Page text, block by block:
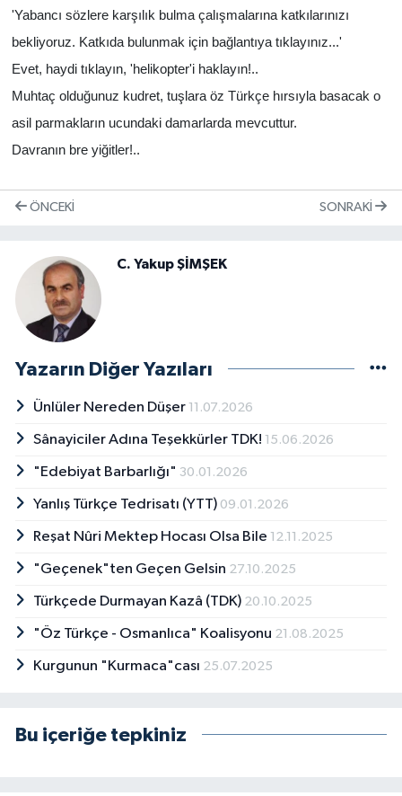
'Yabancı sözlere karşılık bulma çalışmalarına katkılarınızı
bekliyoruz. Katkıda bulunmak için bağlantıya tıklayınız...'
Evet, haydi tıklayın, 'helikopter'i haklayın!..
Muhtaç olduğunuz kudret, tuşlara öz Türkçe hırsıyla basacak o
asil parmakların ucundaki damarlarda mevcuttur.
Davranın bre yiğitler!..
ÖNCEKI SONRAKI
C. Yakup ŞİMŞEK
Yazarın Diğer Yazıları
Ünlüler Nereden Düşer 11.07.2026
Sânayiciler Adına Teşekkürler TDK! 15.06.2026
"Edebiyat Barbarlığı" 30.01.2026
Yanlış Türkçe Tedrisatı (YTT) 09.01.2026
Reşat Nûri Mektep Hocası Olsa Bile 12.11.2025
"Geçenek"ten Geçen Gelsin 27.10.2025
Türkçede Durmayan Kazâ (TDK) 20.10.2025
"Öz Türkçe - Osmanlıca" Koalisyonu 21.08.2025
Kurgunun "Kurmaca"cası 25.07.2025
Bu içeriğe tepkiniz